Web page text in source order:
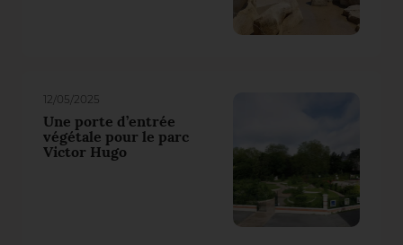
12/05/2025
Une porte d’entrée
végétale pour le parc
Victor Hugo